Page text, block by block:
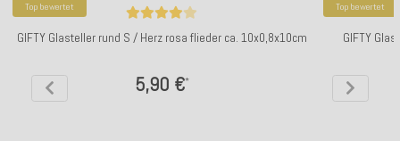
Top bewertet
GIFTY Glasteller rund S / Herz rosa flieder ca. 10x0,8x10cm
5,90 €*
Top bewertet
GIFTY